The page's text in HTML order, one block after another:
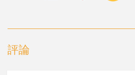
評論